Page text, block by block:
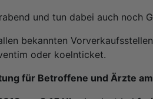
und tun dabei auch noch
bekannten
oder koelnticket.
für Betroffene und Ärzte